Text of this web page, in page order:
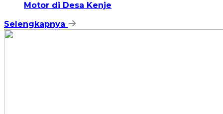
Motor di Desa Kenje
Selengkapnya